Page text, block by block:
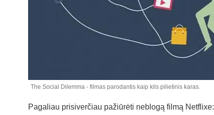
The Social Dilemma - filmas parodantis kaip kils pilietinis karas.
Pagaliau prisiverčiau pažiūrėti neblogą filmą Netflixe: